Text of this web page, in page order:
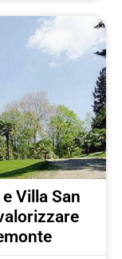
Villa San